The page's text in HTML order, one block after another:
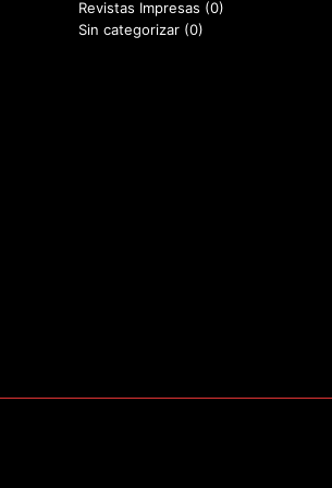
Revistas Impresas (0)
Sin categorizar (0)